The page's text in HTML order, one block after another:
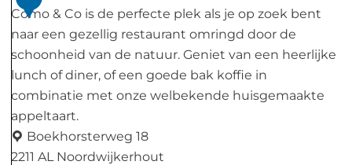
m
e
k
e
n
b
o
e
r
o
s
t
e
r
d
u
i
Como & Co is de perfecte plek als je op zoek bent
naar een gezellig restaurant omringd door de
schoonheid van de natuur. Geniet van een heerlijke
lunch of diner, of een goede bak koffie in
combinatie met onze welbekende huisgemaakte
appeltaart.
Boekhorsterweg 18
2211 AL Noordwijkerhout